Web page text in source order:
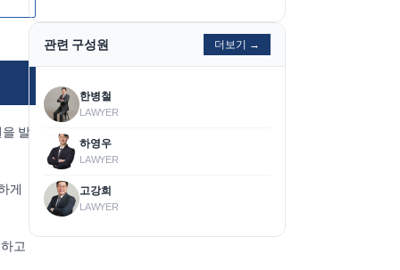
발
게
고
관련 구성원 더보기 →
한병철
LAWYER
하영우
LAWYER
고강희
LAWYER